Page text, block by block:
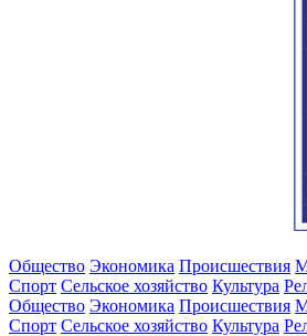
Общество Экономика Происшествия
Спорт Сельское хозяйство Культура
Общество Экономика Происшествия
Спорт Сельское хозяйство Культура